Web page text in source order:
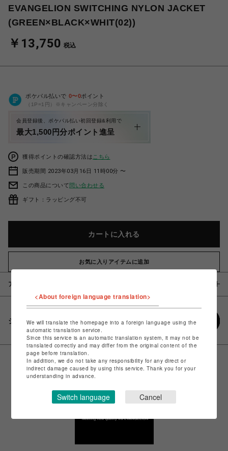
EVANGELION SWITCHING NYLON JACKET
(GREEN×BLACK×WHIT(02))
￥13,750 税込
ポケパル払いで 0〜0ポイント
（1P=1円）※キャンペーン分除く
会員登録後、ポケパル払い初回登録&利用で
最大1,500円分ポイント進呈
獲得ポイントの確認方法は こちら
販売期間 2023年03月16日 11時00分 〜
この商品について問い合わせる
ギフト：ラッピング不可
カートに入れる
お気に入りアイテムに追加
アイテム説明 / 素材
シェアする
<About foreign language translation>
We will translate the homepage into a foreign language using the
automatic translation service.
Since this service is an automatic translation system, it may not be
translated correctly and may differ from the original content of the
page before translation.
In addition, we do not take any responsibility for any direct or
indirect damage caused by using this service. Thank you for your
understanding in advance.
Switch language Cancel